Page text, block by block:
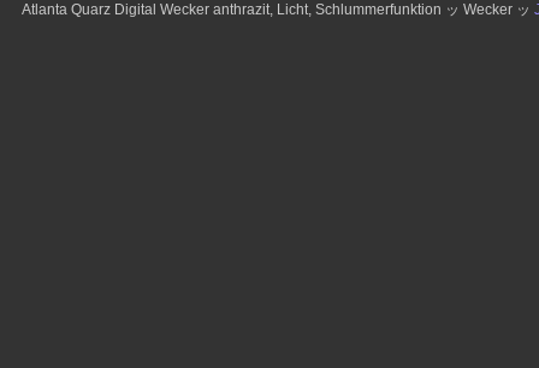
Atlanta Quarz Digital Wecker anthrazit, Licht, Schlummerfunktion ッ Wecker ッ